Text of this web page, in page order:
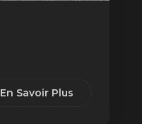
En Savoir Plus